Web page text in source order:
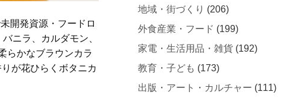
開発資源・フードロ
ニラ、カルダモン、
らかなブラウンカラ
が花ひらくボタニカ
地域・街づくり (206)
外食産業・フード (199)
家電・生活用品・雑貨 (192)
教育・子ども (173)
出版・アート・カルチャー (111)